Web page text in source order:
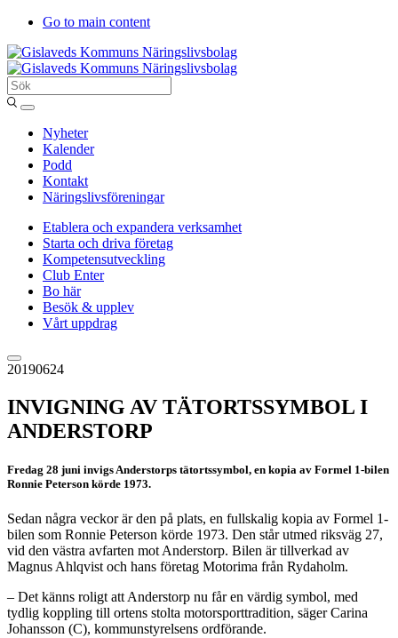
Go to main content
Sök
Entergislaved
Nyheter
Kalender
Podd
Kontakt
Näringslivsföreningar
Etablera och expandera verksamhet
Starta och driva företag
Kompetensutveckling
Club Enter
Bo här
Besök & upplev
Vårt uppdrag
20190624
INVIGNING AV TÄTORTSSYMBOL I
ANDERSTORP
Fredag 28 juni invigs Anderstorps tätortssymbol, en kopia av Formel 1-bilen
Ronnie Peterson körde 1973.
Sedan några veckor är den på plats, en fullskalig kopia av Formel 1-
bilen som Ronnie Peterson körde 1973. Den står utmed riksväg 27,
vid den västra avfarten mot Anderstorp. Bilen är tillverkad av
Magnus Ahlqvist och hans företag Motorima från Rydaholm.
– Det känns roligt att Anderstorp nu får en värdig symbol, med
tydlig koppling till ortens stolta motorsporttradition, säger Carina
Johansson (C), kommunstyrelsens ordförande.